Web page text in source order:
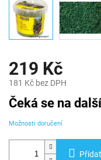
219 Kč
181 Kč bez DPH
Měrná
cena:
Čeká se na
Možnosti doručení